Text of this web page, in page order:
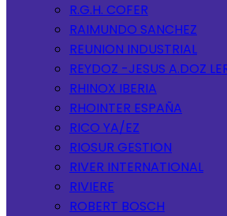
R.G.H. COFER
RAIMUNDO SANCHEZ
REUNION INDUSTRIAL
REYDOZ -JESUS A.DOZ
RHINOX IBERIA
RHOINTER ESPAÑA
RICO YA/EZ
RIOSUR GESTION
RIVER INTERNATIONAL
RIVIERE
ROBERT BOSCH